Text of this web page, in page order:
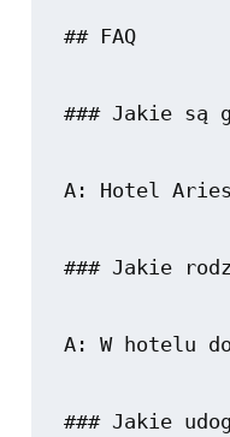
## FAQ
### Jakie są
A: Hotel Aries
### Jakie
A: W hotelu
### Jakie